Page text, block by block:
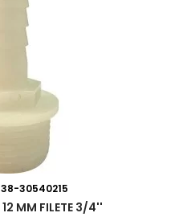
38-30540215
MM FILETE 3/4''